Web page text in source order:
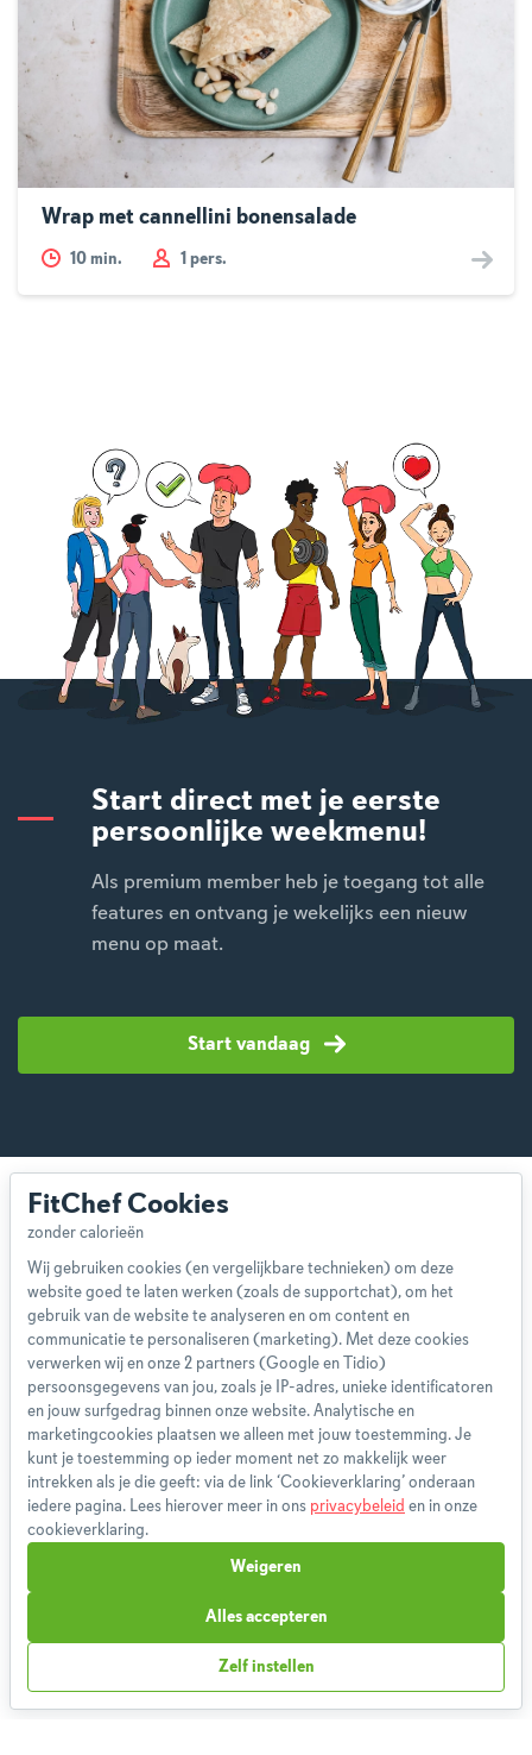
Wrap met cannellini bonensalade
10 min. 1 pers.
Start direct met je eerste
persoonlijke weekmenu!
Als premium member heb je toegang tot alle
features en ontvang je wekelijks een nieuw
menu op maat.
Start vandaag
Over ons
Team
App
Blog
Disclaimer
Gebruikersvoorwaarden
Methodologie
Privacybeleid
Cookieverklaring
Betaalmethoden
Klachtenprocedure
Partnerprogramma
FitChef Cookies
Wij gebruiken cookies (en vergelijkbare technieken) om deze
website goed te laten werken (zoals de supportchat), om het
gebruik van de website te analyseren en om content en
communicatie te personaliseren (marketing). Met deze cookies
verwerken wij en onze 2 partners (Google en Tidio)
persoonsgegevens van jou, zoals je IP-adres, unieke identificatoren
en jouw surfgedrag binnen onze website. Analytische en
marketingcookies plaatsen we alleen met jouw toestemming. Je
kunt je toestemming op ieder moment net zo makkelijk weer
intrekken als je die geeft: via de link ‘Cookieverklaring’ onderaan
iedere pagina. Lees hierover meer in ons privacybeleid en in onze
cookieverklaring.
Zelf instellen
Weigeren
Alles accepteren